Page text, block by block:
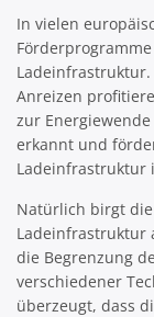
In vielen
Anreizen
zur
erkannt und
Ladeinfrastruktur
Natürlich birgt die
Ladeinfrastruktur
die Begrenzung
verschiedener
überzeugt, dass